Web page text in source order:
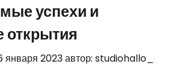
успехи и
открытия
января 2023автор: studiohallo_